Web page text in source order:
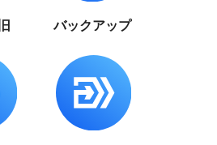
バックアップ